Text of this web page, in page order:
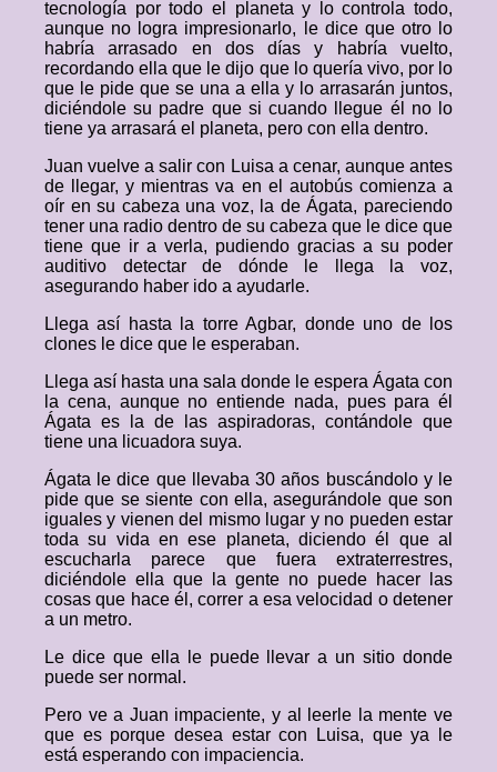
tecnología por todo el planeta y lo controla todo,
aunque no logra impresionarlo, le dice que otro lo
habría arrasado en dos días y habría vuelto,
recordando ella que le dijo que lo quería vivo, por lo
que le pide que se una a ella y lo arrasarán juntos,
diciéndole su padre que si cuando llegue él no lo
tiene ya arrasará el planeta, pero con ella dentro.
Juan vuelve a salir con Luisa a cenar, aunque antes
de llegar, y mientras va en el autobús comienza a
oír en su cabeza una voz, la de Ágata, pareciendo
tener una radio dentro de su cabeza que le dice que
tiene que ir a verla, pudiendo gracias a su poder
auditivo detectar de dónde le llega la voz,
asegurando haber ido a ayudarle.
Llega así hasta la torre Agbar, donde uno de los
clones le dice que le esperaban.
Llega así hasta una sala donde le espera Ágata con
la cena, aunque no entiende nada, pues para él
Ágata es la de las aspiradoras, contándole que
tiene una licuadora suya.
Ágata le dice que llevaba 30 años buscándolo y le
pide que se siente con ella, asegurándole que son
iguales y vienen del mismo lugar y no pueden estar
toda su vida en ese planeta, diciendo él que al
escucharla parece que fuera extraterrestres,
diciéndole ella que la gente no puede hacer las
cosas que hace él, correr a esa velocidad o detener
a un metro.
Le dice que ella le puede llevar a un sitio donde
puede ser normal.
Pero ve a Juan impaciente, y al leerle la mente ve
que es porque desea estar con Luisa, que ya le
está esperando con impaciencia.